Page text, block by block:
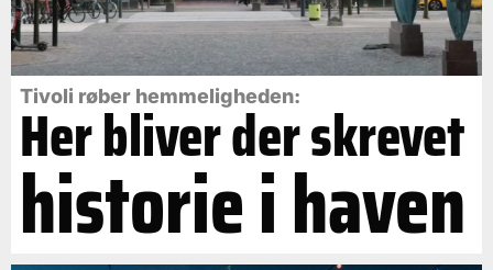
Tivoli røber hemmeligheden:
Her bliver der skrevet
historie i haven